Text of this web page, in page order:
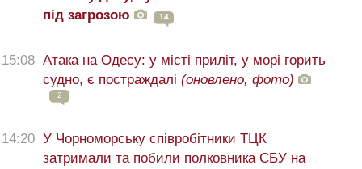
під загрозою
14
15:08 Атака на Одесу: у місті приліт, у морі горить
судно, є постраждалі (оновлено, фото)
2
14:20 У Чорноморську співробітники ТЦК
затримали та побили полковника СБУ на